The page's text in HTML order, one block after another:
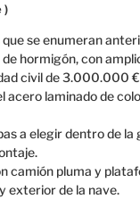
)
se enumeran
hormigón, con
civil de 3.000.000
acero laminado de
a elegir dentro de
camión pluma y
exterior de la nave.